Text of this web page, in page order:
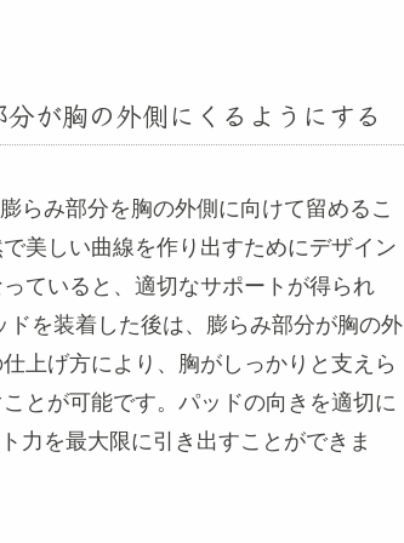
が胸の外側にくるようにする
らみ部分を胸の外側に向けて留めるこ
美しい曲線を作り出すためにデザイン
ていると、適切なサポートが得られ
を装着した後は、膨らみ部分が胸の外
上げ方により、胸がしっかりと支えら
とが可能です。パッドの向きを適切に
力を最大限に引き出すことができま